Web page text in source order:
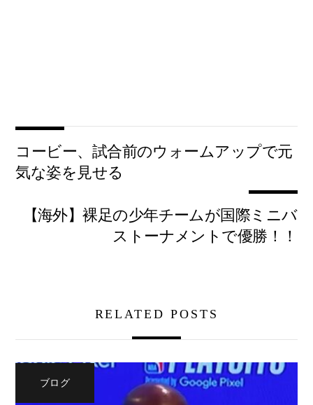
コービー、試合前のウォームアップで元
気な姿を見せる
【海外】裸足の少年チームが国際ミニバ
ストーナメントで優勝！！
RELATED POSTS
ブログ